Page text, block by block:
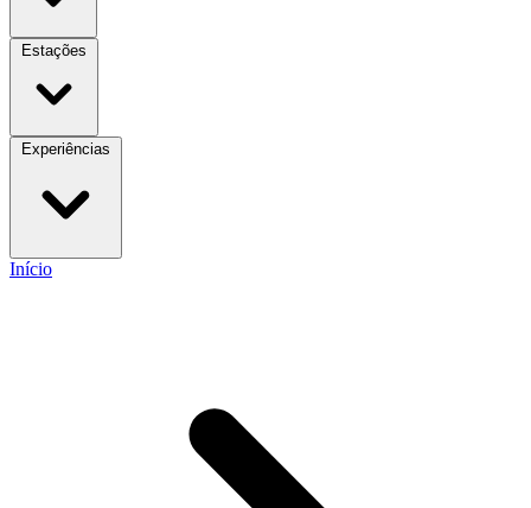
Estações
Experiências
Início